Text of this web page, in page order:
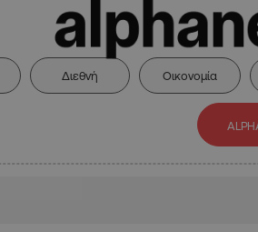
Διεθνή Οικονομία